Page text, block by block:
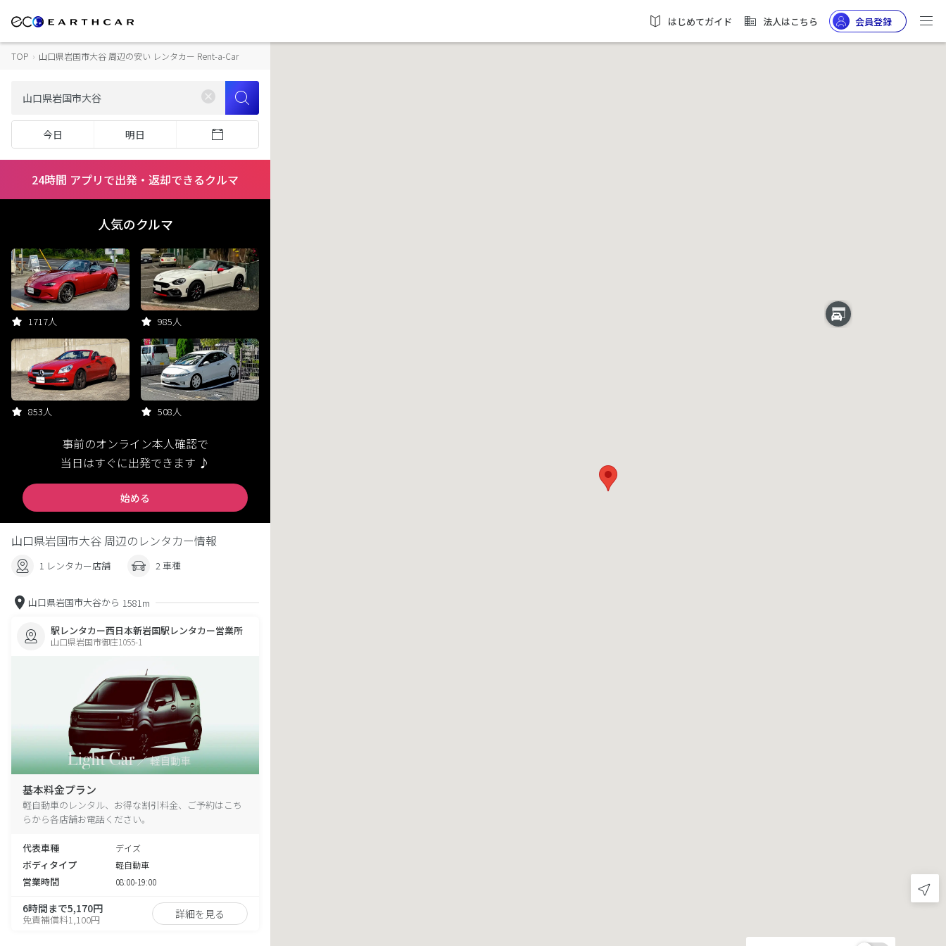
はじめてガイド 法人はこちら 会員登録
TOP › 山口県岩国市大谷 周辺の安い レンタカー Rent-a-Car
今日 明日
24時間 アプリで出発・返却できるクルマ
人気のクルマ
1717人 985人
853人 508人
事前のオンライン本人確認で
当日はすぐに出発できます ♪
始める
山口県岩国市大谷 周辺のレンタカー情報
1 レンタカー店舗 2 車種
山口県岩国市大谷から 1581m
駅レンタカー西日本新岩国駅レンタカー営業所
山口県岩国市御庄1055-1
基本料金プラン
軽自動車のレンタル、お得な割引料金、ご予約はこち
らから各店舗お電話ください。
代表車種 デイズ
ボディタイプ 軽自動車
営業時間 08:00-19:00
6時間まで5,170円
免責補償料1,100円 詳細を見る